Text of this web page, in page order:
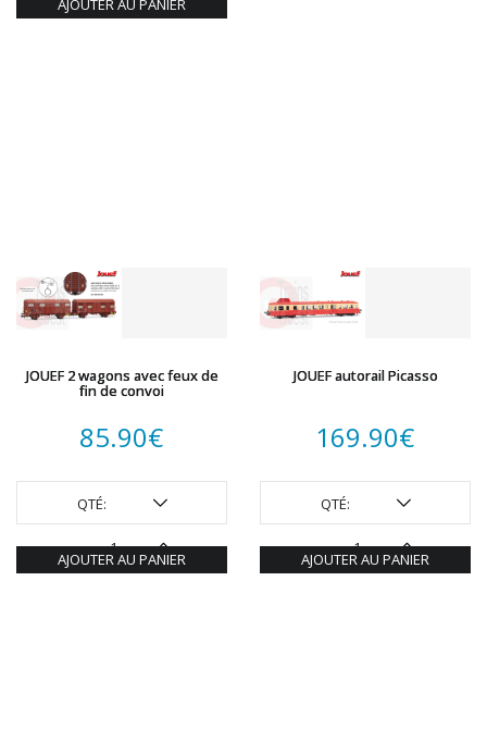
AJOUTER AU PANIER
JOUEF 2 wagons avec feux de
fin de convoi
85.90€
QTÉ:
AJOUTER AU PANIER
JOUEF autorail Picasso
169.90€
QTÉ:
AJOUTER AU PANIER